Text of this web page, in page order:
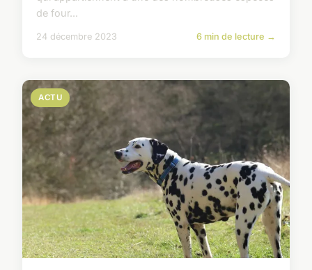
de four...
24 décembre 2023 6 min de lecture →
ACTU